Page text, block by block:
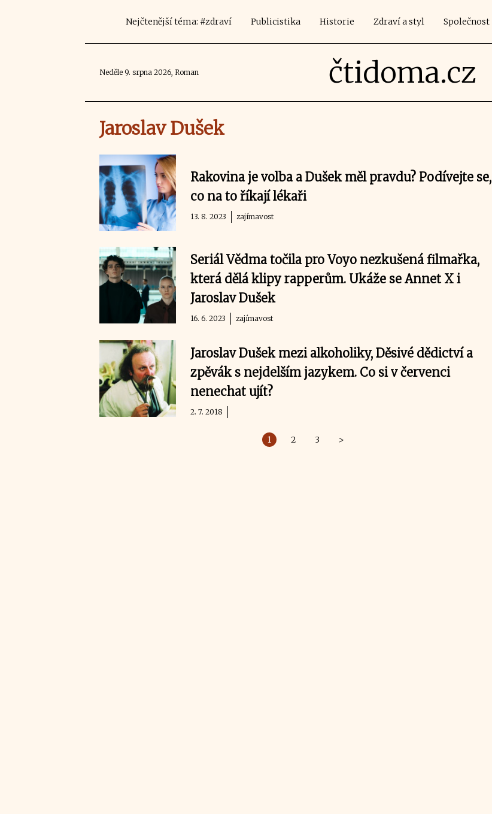
Nejčtenější téma: #zdraví Publicistika Historie Zdraví a styl Společnost
Neděle 9. srpna 2026, Roman čtidoma.cz
Jaroslav Dušek
Rakovina je volba a Dušek měl pravdu? Podívejte se,
co na to říkají lékaři
13. 8. 2023 zajímavost
Seriál Vědma točila pro Voyo nezkušená filmařka,
která dělá klipy rapperům. Ukáže se Annet X i
Jaroslav Dušek
16. 6. 2023 zajímavost
Jaroslav Dušek mezi alkoholiky, Děsivé dědictví a
zpěvák s nejdelším jazykem. Co si v červenci
nenechat ujít?
2. 7. 2018
1 2 3 >